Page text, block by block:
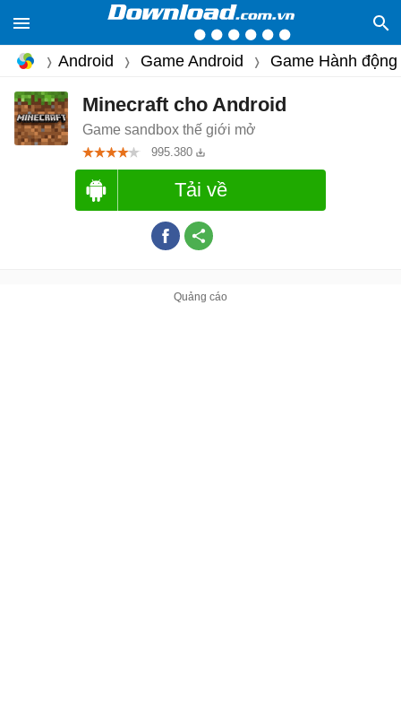
Android Game Android Game Hành động
Minecraft cho Android
Game sandbox thế giới mở
995.380
Tải về